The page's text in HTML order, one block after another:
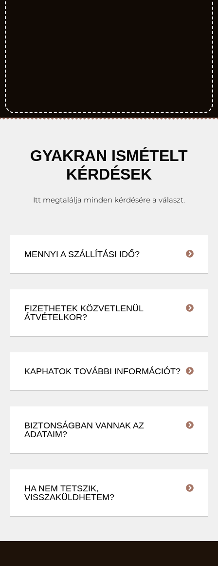
GYAKRAN ISMÉTELT
KÉRDÉSEK
Itt megtalálja minden kérdésére a választ.
MENNYI A SZÁLLÍTÁSI IDŐ?
FIZETHETEK KÖZVETLENÜL
ÁTVÉTELKOR?
KAPHATOK TOVÁBBI INFORMÁCIÓT?
BIZTONSÁGBAN VANNAK AZ
ADATAIM?
HA NEM TETSZIK,
VISSZAKÜLDHETEM?